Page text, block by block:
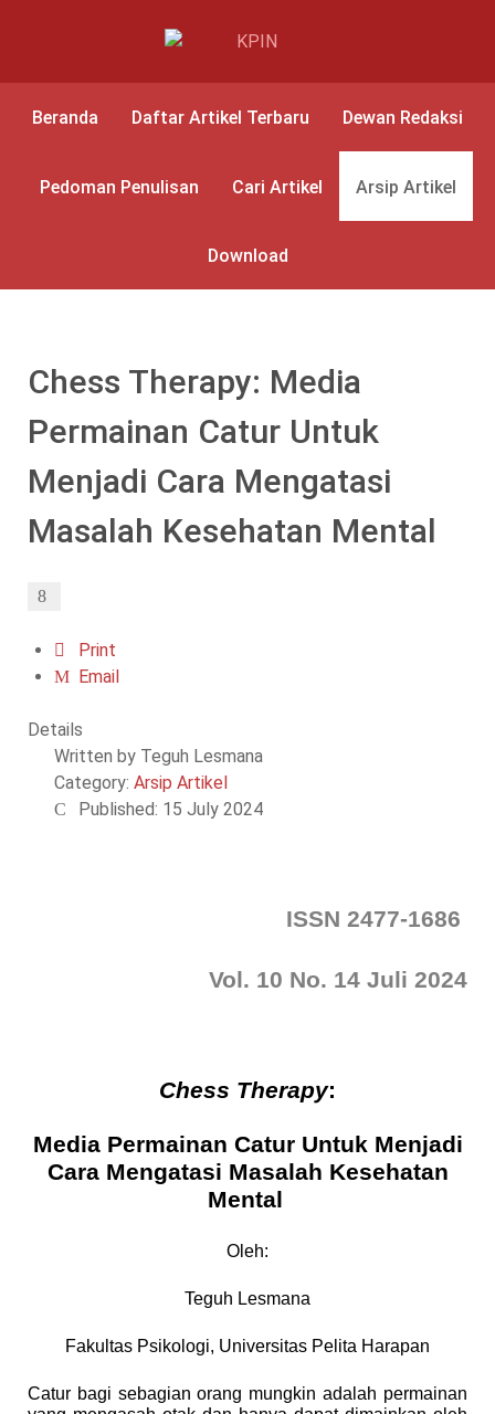
Beranda Daftar Artikel Terbaru Dewan Redaksi
Pedoman Penulisan Cari Artikel Arsip Artikel
Download
Chess Therapy: Media
Permainan Catur Untuk
Menjadi Cara Mengatasi
Masalah Kesehatan Mental
Print
Email
Details
Written by Teguh Lesmana
Category: Arsip Artikel
Published: 15 July 2024
ISSN 2477-1686
Vol. 10 No. 14 Juli 2024
Chess Therapy:
Media Permainan Catur Untuk Menjadi
Cara Mengatasi Masalah Kesehatan
Mental
Oleh:
Teguh Lesmana
Fakultas Psikologi, Universitas Pelita Harapan
Catur bagi sebagian orang mungkin adalah permainan